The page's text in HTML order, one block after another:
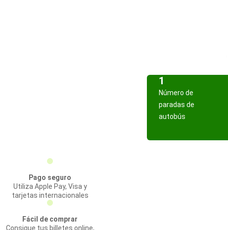
1
Número de
paradas de
autobús
Pago seguro
Utiliza Apple Pay, Visa y
tarjetas internacionales
Fácil de comprar
Consigue tus billetes online,